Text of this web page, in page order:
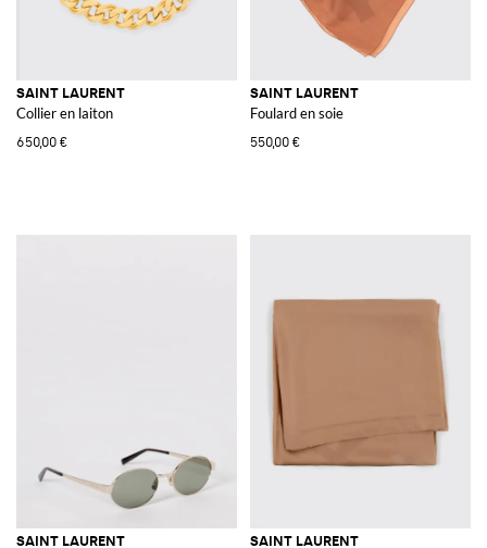
SAINT LAURENT
Collier en laiton
650,00 €
SAINT LAURENT
Foulard en soie
550,00 €
SAINT LAURENT SAINT LAURENT